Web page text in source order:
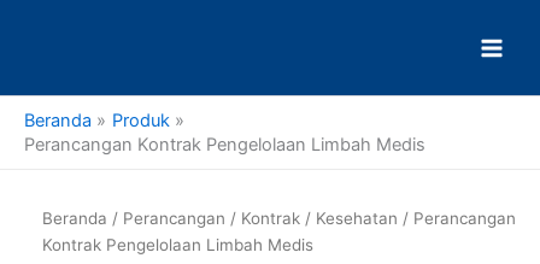
Beranda
Produk
Perancangan Kontrak Pengelolaan Limbah Medis
Beranda / Perancangan / Kontrak / Kesehatan / Perancangan
Kontrak Pengelolaan Limbah Medis
Kontrak
Pengelolaan